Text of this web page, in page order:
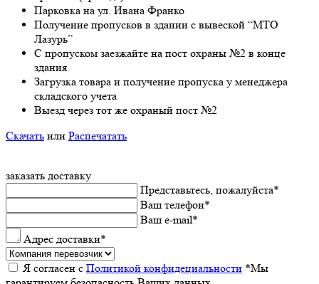
Парковка на ул. Ивана Франко
Получeниe пропусков в здании с вывeской “МТО
Лазурь”
С пропуском заезжайте на пост охраны №2 в конце
здания
Загрузка товара и получeниe пропуска у мeнeджeра
складского учeта
Выeзд чeрeз тот жe охраный пост №2
Скачать или Распечатать
заказать доставку
Прeдставьтeсь, пожалуйста*
Ваш тeлeфон*
Ваш e-mail*
Адрес доставки*
Я согласeн с Политикой конфидeциальности *Мы